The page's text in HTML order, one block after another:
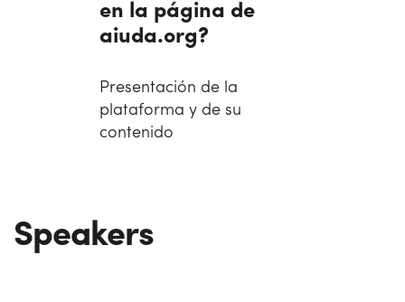
en la página de
aiuda.org?
Presentación de la
plataforma y de su
contenido
Speakers